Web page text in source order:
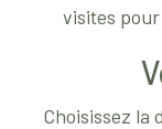
visites
Choisissez la